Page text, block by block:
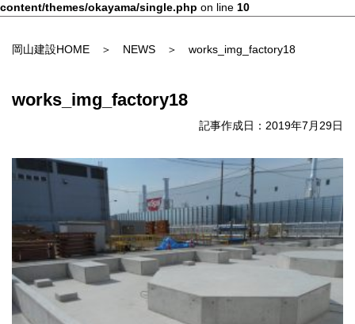
content/themes/okayama/single.php on line 10
岡山建設HOME ＞ NEWS ＞ works_img_factory18
works_img_factory18
記事作成日：2019年7月29日